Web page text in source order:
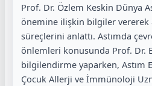
Prof. Dr. Özlem Keskin Dünya
önemine ilişkin bilgiler vererek
süreçlerini anlattı. Astımda
önlemleri konusunda Prof. Dr.
bilgilendirme yaparken, Astım
Çocuk Allerji ve İmmünoloji